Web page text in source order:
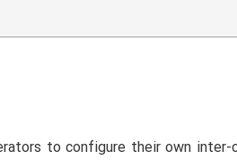
to configure their own